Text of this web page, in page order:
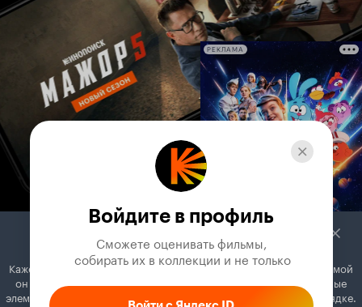
РЕКЛАМА
Войдите в профиль
Сможете оценивать фильмы,
собирать их в коллекции и не только
Кажется, вы используете блокировщик рекламы. Вместе с рекламой
он может отключать постеры, папки с фильмами и другие важные
элементы. Добавьте Кинопоиск в исключения, и всё будет в порядке.